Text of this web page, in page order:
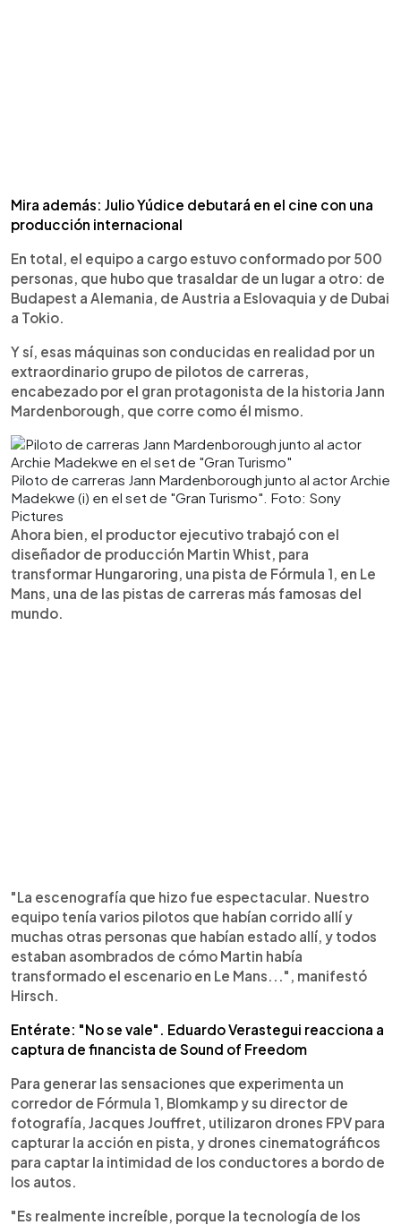
Mira además: Julio Yúdice debutará en el cine con una
producción internacional
En total, el equipo a cargo estuvo conformado por 500
personas, que hubo que trasaldar de un lugar a otro: de
Budapest a Alemania, de Austria a Eslovaquia y de Dubai
a Tokio.
Y sí, esas máquinas son conducidas en realidad por un
extraordinario grupo de pilotos de carreras,
encabezado por el gran protagonista de la historia Jann
Mardenborough, que corre como él mismo.
Piloto de carreras Jann Mardenborough junto al actor Archie
Madekwe (i) en el set de "Gran Turismo". Foto: Sony
Pictures
Ahora bien, el productor ejecutivo trabajó con el
diseñador de producción Martin Whist, para
transformar Hungaroring, una pista de Fórmula 1, en Le
Mans, una de las pistas de carreras más famosas del
mundo.
"La escenografía que hizo fue espectacular. Nuestro
equipo tenía varios pilotos que habían corrido allí y
muchas otras personas que habían estado allí, y todos
estaban asombrados de cómo Martin había
transformado el escenario en Le Mans...", manifestó
Hirsch.
Entérate: "No se vale". Eduardo Verastegui reacciona a
captura de financista de Sound of Freedom
Para generar las sensaciones que experimenta un
corredor de Fórmula 1, Blomkamp y su director de
fotografía, Jacques Jouffret, utilizaron drones FPV para
capturar la acción en pista, y drones cinematográficos
para captar la intimidad de los conductores a bordo de
los autos.
"Es realmente increíble, porque la tecnología de los